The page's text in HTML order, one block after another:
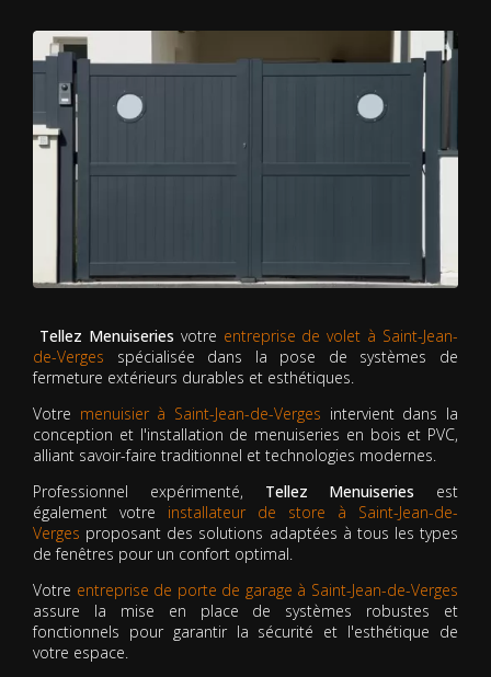
Tellez Menuiseries votre entreprise de volet à Saint-Jean-
de-Verges spécialisée dans la pose de systèmes de
fermeture extérieurs durables et esthétiques.
Votre menuisier à Saint-Jean-de-Verges intervient dans la
conception et l'installation de menuiseries en bois et PVC,
alliant savoir-faire traditionnel et technologies modernes.
Professionnel expérimenté, Tellez Menuiseries est
également votre installateur de store à Saint-Jean-de-
Verges proposant des solutions adaptées à tous les types
de fenêtres pour un confort optimal.
Votre entreprise de porte de garage à Saint-Jean-de-Verges
assure la mise en place de systèmes robustes et
fonctionnels pour garantir la sécurité et l'esthétique de
votre espace.